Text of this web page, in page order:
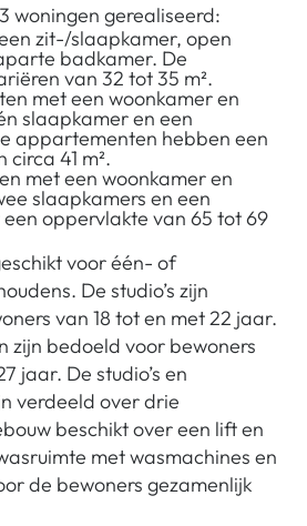
woningen gerealiseerd:
zit-/slaapkamer, open
badkamer. De
van 32 tot 35 m².
met een woonkamer en
slaapkamer en een
appartementen hebben een
41 m².
met een woonkamer en
slaapkamers en een
oppervlakte van 65 tot 69
voor één- of
De studio’s zijn
van 18 tot en met 22 jaar.
zijn bedoeld voor bewoners
jaar. De studio’s en
verdeeld over drie
beschikt over een lift en
met wasmachines en
de bewoners gezamenlijk